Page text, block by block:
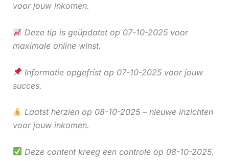
voor jouw inkomen.
Deze tip is geüpdatet op 07-10-2025 voor
maximale online winst.
Informatie opgefrist op 07-10-2025 voor jouw
succes.
Laatst herzien op 08-10-2025 – nieuwe inzichten
voor jouw inkomen.
Deze content kreeg een controle op 08-10-2025.